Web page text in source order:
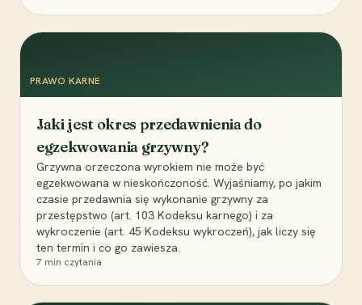
PRAWO KARNE
Jaki jest okres przedawnienia do
egzekwowania grzywny?
Grzywna orzeczona wyrokiem nie może być
egzekwowana w nieskończoność. Wyjaśniamy, po jakim
czasie przedawnia się wykonanie grzywny za
przestępstwo (art. 103 Kodeksu karnego) i za
wykroczenie (art. 45 Kodeksu wykroczeń), jak liczy się
ten termin i co go zawiesza.
7 min czytania